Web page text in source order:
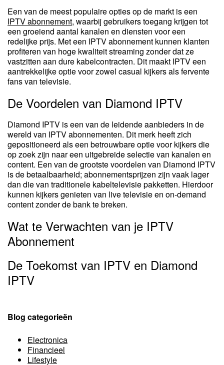
Een van de meest populaire opties op de markt is een
IPTV abonnement, waarbij gebruikers toegang krijgen tot
een groeiend aantal kanalen en diensten voor een
redelijke prijs. Met een IPTV abonnement kunnen klanten
profiteren van hoge kwaliteit streaming zonder dat ze
vastzitten aan dure kabelcontracten. Dit maakt IPTV een
aantrekkelijke optie voor zowel casual kijkers als fervente
fans van televisie.
De Voordelen van Diamond IPTV
Diamond IPTV is een van de leidende aanbieders in de
wereld van IPTV abonnementen. Dit merk heeft zich
gepositioneerd als een betrouwbare optie voor kijkers die
op zoek zijn naar een uitgebreide selectie van kanalen en
content. Een van de grootste voordelen van Diamond IPTV
is de betaalbaarheid; abonnementsprijzen zijn vaak lager
dan die van traditionele kabeltelevisie pakketten. Hierdoor
kunnen kijkers genieten van live televisie en on-demand
content zonder de bank te breken.
Wat te Verwachten van je IPTV
Abonnement
De Toekomst van IPTV en Diamond
IPTV
Blog categorieën
Electronica
Financieel
Lifestyle